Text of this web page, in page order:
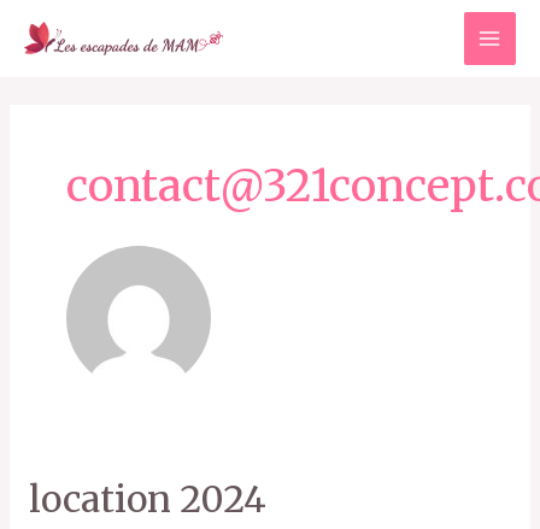
location 2024